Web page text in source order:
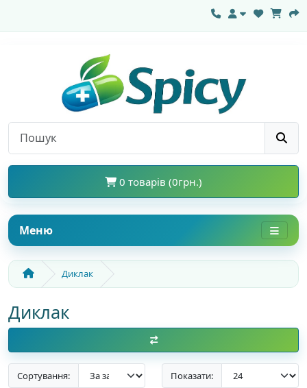
0 товарів (0грн.)
Меню
Диклак
Диклак
Сортування: Показати: